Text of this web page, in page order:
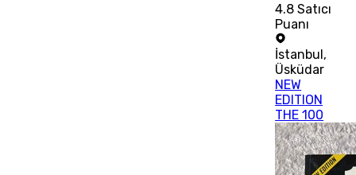
4.8 Satıcı
Puanı
İstanbul,
Üsküdar
NEW
EDITION
THE 100